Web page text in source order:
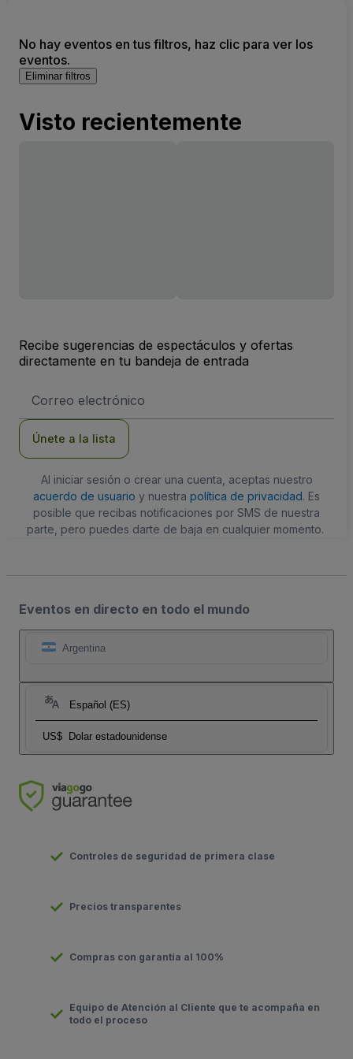
No hay eventos en tus filtros, haz clic para ver los
eventos.
Eliminar filtros
Visto recientemente
Recibe sugerencias de espectáculos y ofertas
directamente en tu bandeja de entrada
de
Únete a la lista
Al iniciar sesión o crear una cuenta, aceptas nuestro
acuerdo de usuario y nuestra política de privacidad. Es
posible que recibas notificaciones por SMS de nuestra
parte, pero puedes darte de baja en cualquier momento.
Eventos en directo en todo el mundo
Argentina
Español (ES)
US$ Dolar estadounidense
Controles de seguridad de primera clase
Precios transparentes
Compras con garantía al 100%
Equipo de Atención al Cliente que te acompaña en
todo el proceso